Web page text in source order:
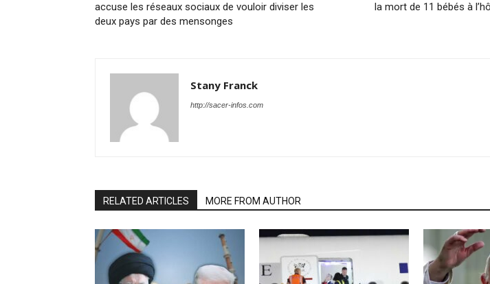
accuse les réseaux sociaux de vouloir diviser les
deux pays par des mensonges
la mort de 11 bébés à
Stany Franck
http://sacer-infos.com
RELATED ARTICLES MORE FROM AUTHOR